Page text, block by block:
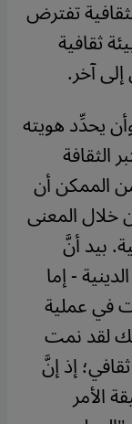
تفترض
ثقافية
آخر.
يحدِّد هويته
الثقافة
الممكن أن
خلال المعنى
بيد أنَّ
- إما
في عملية
لقد نمت
إذ إنَّ
الأمر